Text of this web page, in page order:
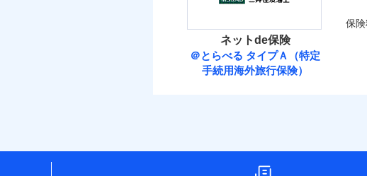
ネットde保険
＠とらべる タイプＡ（特定
手続用海外旅行保険）
保